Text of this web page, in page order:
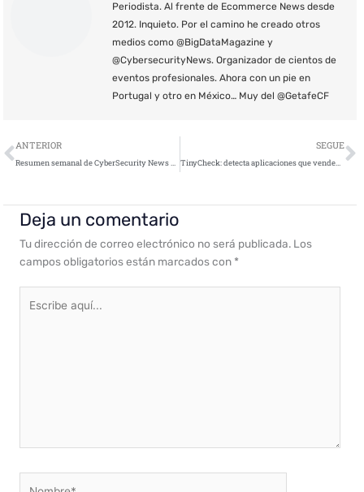
Periodista. Al frente de Ecommerce News desde
2012. Inquieto. Por el camino he creado otros
medios como @BigDataMagazine y
@CybersecurityNews. Organizador de cientos de
eventos profesionales. Ahora con un pie en
Portugal y otro en México… Muy del @GetafeCF
Ant
ANTERIOR
Resumen semanal de CyberSecurity News – 6 de marzo de 2021
SEGUE
TinyCheck: detecta aplicaciones que venden datos de geolocalización
Deja un comentario
Tu dirección de correo electrónico no será publicada. Los
campos obligatorios están marcados con *
aquí...